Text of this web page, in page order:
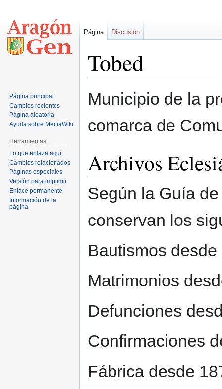
Tobed
navegación
búsqueda
Municipio de la
comarca de
Archivos
Según la Guía
conservan los
Bautismos desde
Matrimonios
Defunciones
Confirmaciones
Fábrica desde
Página Discusión
Página principal
Cambios recientes
Página aleatoria
Ayuda sobre MediaWiki
Herramientas
Lo que enlaza aquí
Cambios relacionados
Páginas especiales
Versión para imprimir
Enlace permanente
Información de la
página